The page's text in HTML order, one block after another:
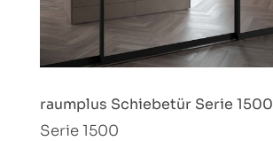
raumplus Schiebetür Serie 1500
Serie 1500